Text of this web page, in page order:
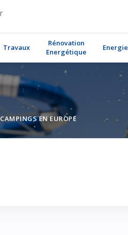
Travaux
Rénovation
Energétique
Energie
CAMPINGS EN EUROPE